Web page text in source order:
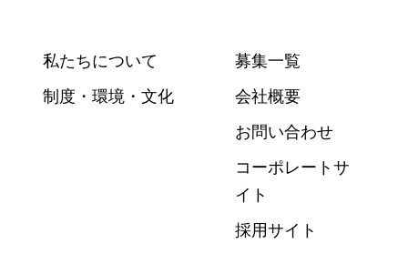
私たちについて
制度・環境・文化
募集一覧
会社概要
お問い合わせ
コーポレートサ
イト
採用サイト